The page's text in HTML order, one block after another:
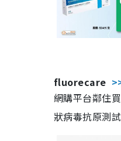
fluorecare
網購平台鄰住
狀病毒抗原測